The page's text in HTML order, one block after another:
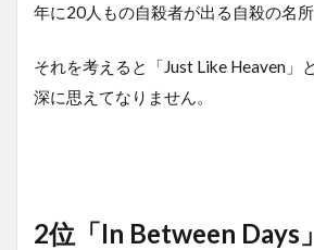
年に20人もの自殺者が出る自殺の名所
それを考えると「Just Like Heaven」
深に思えてなりません。
2位「In Between Days